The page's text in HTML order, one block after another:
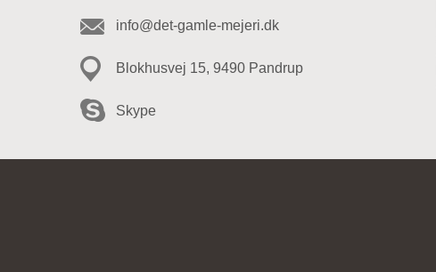
info@det-gamle-mejeri.dk
Blokhusvej 15, 9490 Pandrup
Skype